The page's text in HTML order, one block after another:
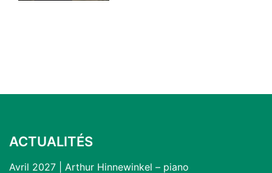
ACTUALITÉS
Avril 2027 | Arthur Hinnewinkel – piano